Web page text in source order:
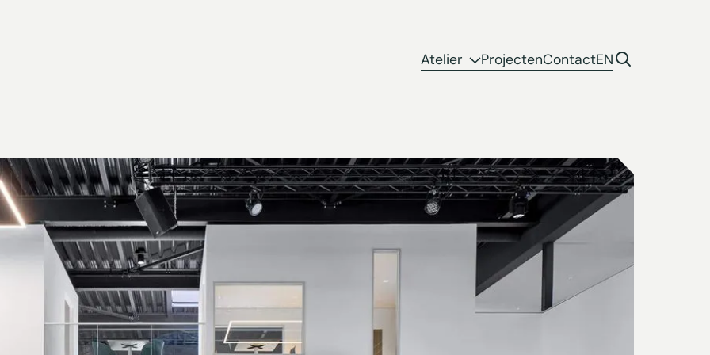
Atelier ProjectenContactEN